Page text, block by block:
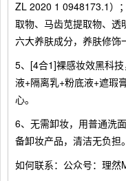
ZL 2020 1 0948173.1）
取物、马齿苋提取物、透
六大养肤成分，养肤修饰
5、[4合1]裸感妆效黑科
液+隔离乳+粉底液+遮瑕
心。
6、无需卸妆，用普通洗
备卸妆产品，清洁无负担。
如何联系：公众号：理然